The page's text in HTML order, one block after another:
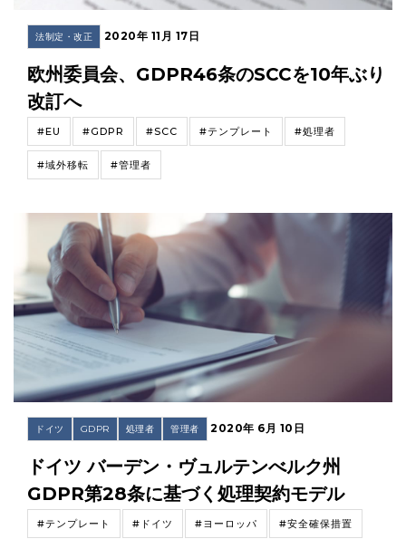
法制定・改正 2020年 11月 17日
欧州委員会、GDPR46条のSCCを10年ぶり
改訂へ
#EU #GDPR #SCC #テンプレート #処理者
#域外移転 #管理者
ドイツ GDPR 処理者 管理者 2020年 6月 10日
ドイツ バーデン・ヴュルテンべルク州
GDPR第28条に基づく処理契約モデル
#テンプレート #ドイツ #ヨーロッパ #安全確保措置